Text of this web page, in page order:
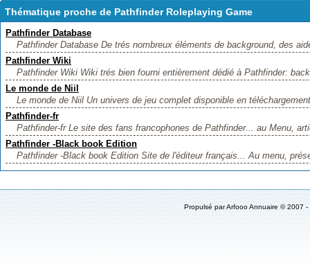
Thématique proche de Pathfinder Roleplaying Game
Pathfinder Database
Pathfinder Database De trés nombreux éléments de background, des
Pathfinder Wiki
Pathfinder Wiki Wiki trés bien fourni entièrement dédié à Pathfinder:
Le monde de Niil
Le monde de Niil Un univers de jeu complet disponible en
Pathfinder-fr
Pathfinder-fr Le site des fans francophones de Pathfinder... au Menu,
Pathfinder -Black book Edition
Pathfinder -Black book Edition Site de l'éditeur français... Au menu,
Propulsé parArfooo Annuaire © 2007